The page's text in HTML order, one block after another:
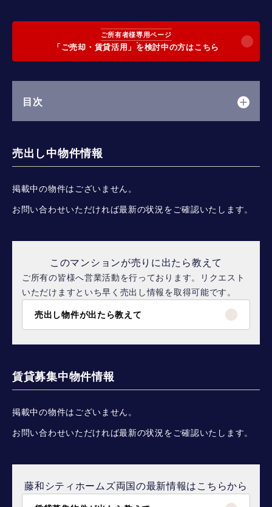
ご所有者様専用ページ
「ご売却・賃貸活用」を検討中の方はこちら
目次
売出し中物件情報
掲載中の物件はございません。
お問い合わせいただければ最新の状況をご確認いたします。
このマンションが売りに出たら教えて
ご所有の皆様へ営業活動を行っております。リクエスト
いただけますといち早く売出し情報を取得可能です。
売出し物件が出たら教えて
賃貸募集中物件情報
掲載中の物件はございません。
お問い合わせいただければ最新の状況をご確認いたします。
藤和シティホームズ両国の最新情報はこちらから